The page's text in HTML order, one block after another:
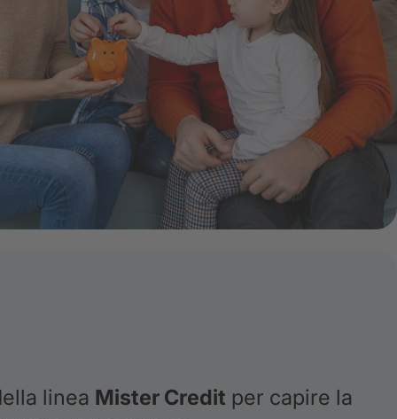
linea Mister Credit per capire la